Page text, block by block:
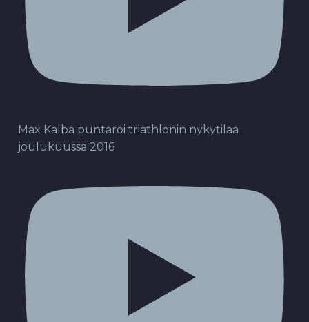
Max Kalba puntaroi triathlonin nykytilaa
joulukuussa 2016